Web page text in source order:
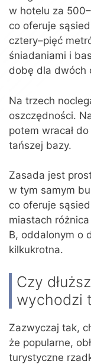
w hotelu za
co oferuje
cztery–pięć
śniadaniami i
dobę dla dwóch
Na trzech
oszczędności.
potem wracał
tańszej bazy.
Zasada jest
w tym samym
co oferuje
miastach
B, oddalonym o
kilkukrotna.
Czy
wychodzi
Zazwyczaj tak,
że popularne,
turystyczne